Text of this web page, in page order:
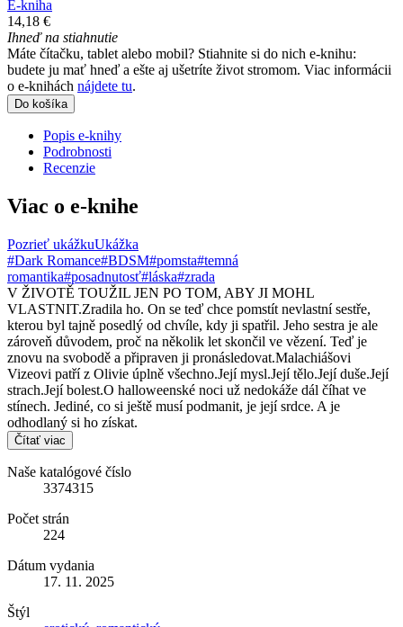
E-kniha
14,18 €
Ihneď na stiahnutie
Máte čítačku, tablet alebo mobil? Stiahnite si do nich e-knihu:
budete ju mať hneď a ešte aj ušetríte život stromom. Viac informácii
o e-knihách nájdete tu.
Do košíka
Popis e-knihy
Podrobnosti
Recenzie
Viac o e-knihe
Pozrieť ukážkuUkážka
#Dark Romance#BDSM#pomsta#temná
romantika#posadnutosť#láska#zrada
V ŽIVOTĚ TOUŽIL JEN PO TOM, ABY JI MOHL
VLASTNIT.Zradila ho. On se teď chce pomstít nevlastní sestře,
kterou byl tajně posedlý od chvíle, kdy ji spatřil. Jeho sestra je ale
zároveň důvodem, proč na několik let skončil ve vězení. Teď je
znovu na svobodě a připraven ji pronásledovat.Malachiášovi
Vizeovi patří z Olivie úplně všechno.Její mysl.Její tělo.Její duše.Její
strach.Její bolest.O halloweenské noci už nedokáže dál číhat ve
stínech. Jediné, co si ještě musí podmanit, je její srdce. A je
odhodlaný si ho získat.
Čítať viac
Naše katalógové číslo
3374315
Počet strán
224
Dátum vydania
17. 11. 2025
Štýl